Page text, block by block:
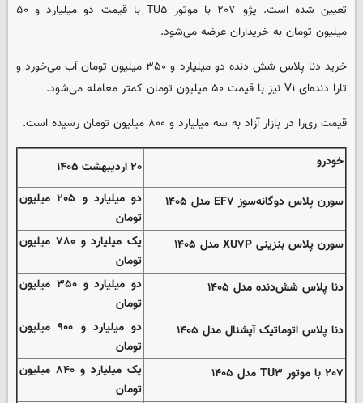
تعیین شده است. پژو ۲۰۷ با موتور TU۵ با قیمت دو میلیارد و ۵۰
میلیون تومان به خریداران عرضه می‌شود.
خرید دنا پلاس شش دنده دو میلیارد و ۳۵۰ میلیون تومان آب می‌خورد و
تارا دنده‌ای V۱ نیز با قیمت ۵۰ میلیون تومان کمتر معامله می‌شود.
قیمت ری‌را در بازار آزاد به سه میلیارد و ۸۰۰ میلیون تومان رسیده است.
خودرو
۲۰ اردیبهشت ۱۴۰۵
سورن پلاس دوگانه‌سوز EF۷ مدل ۱۴۰۵
دو میلیارد و ۲۰۵ میلیون
تومان
سورن پلاس بنزینی XU۷P مدل ۱۴۰۵
یک میلیارد و ۷۸۰ میلیون
تومان
دنا پلاس شش‌دنده‌ مدل ۱۴۰۵
دو میلیارد و ۳۵۰ میلیون
تومان
دنا پلاس اتوماتیک آپشنال مدل ۱۴۰۵
دو میلیارد و ۹۰۰ میلیون
تومان
۲۰۷ با موتور TU۳ مدل ۱۴۰۵
یک میلیارد و ۸۴۰ میلیون
تومان